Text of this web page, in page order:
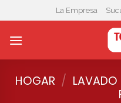
to
content
La Empresa
HOGAR / LAVADO